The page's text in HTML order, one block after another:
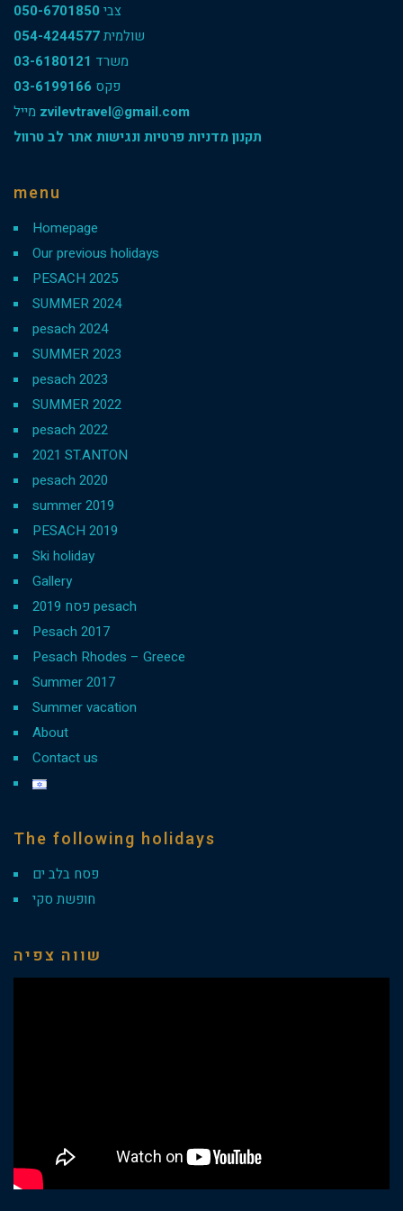
צבי 050-6701850
שולמית054-4244577
משרד 03-6180121
פקס 03-6199166
zvilevtravel@gmail.com
תקנון מדניות פרטיות ונגישות אתר לב טרוול
menu
Homepage
Our previous holidays
PESACH 2025
SUMMER 2024
pesach 2024
SUMMER 2023
pesach 2023
SUMMER 2022
pesach 2022
2021 ST.ANTON
pesach 2020
summer 2019
PESACH 2019
Ski holiday
Gallery
פסח 2019 pesach
Pesach 2017
Pesach Rhodes – Greece
Summer 2017
Summer vacation
About
Contact us
The following holidays
פסח בלב ים
חופשת סקי
שווה צפיה